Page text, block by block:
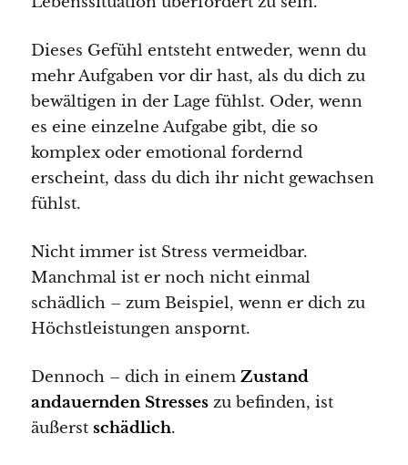
Dieses Gefühl entsteht entweder, wenn du
mehr Aufgaben vor dir hast, als du dich zu
bewältigen in der Lage fühlst. Oder, wenn
es eine einzelne Aufgabe gibt, die so
komplex oder emotional fordernd
erscheint, dass du dich ihr nicht gewachsen
fühlst.
Nicht immer ist Stress vermeidbar.
Manchmal ist er noch nicht einmal
schädlich – zum Beispiel, wenn er dich zu
Höchstleistungen anspornt.
Dennoch – dich in einem Zustand
andauernden Stresseszu befinden, ist
äußerst schädlich.